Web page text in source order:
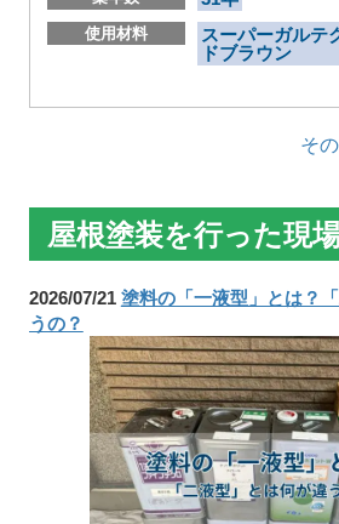
使用材料
スーパーガル
ドブラウン
そ
屋根塗装を行った現
2026/07/21 塗料の「一液型」とは？
うの？